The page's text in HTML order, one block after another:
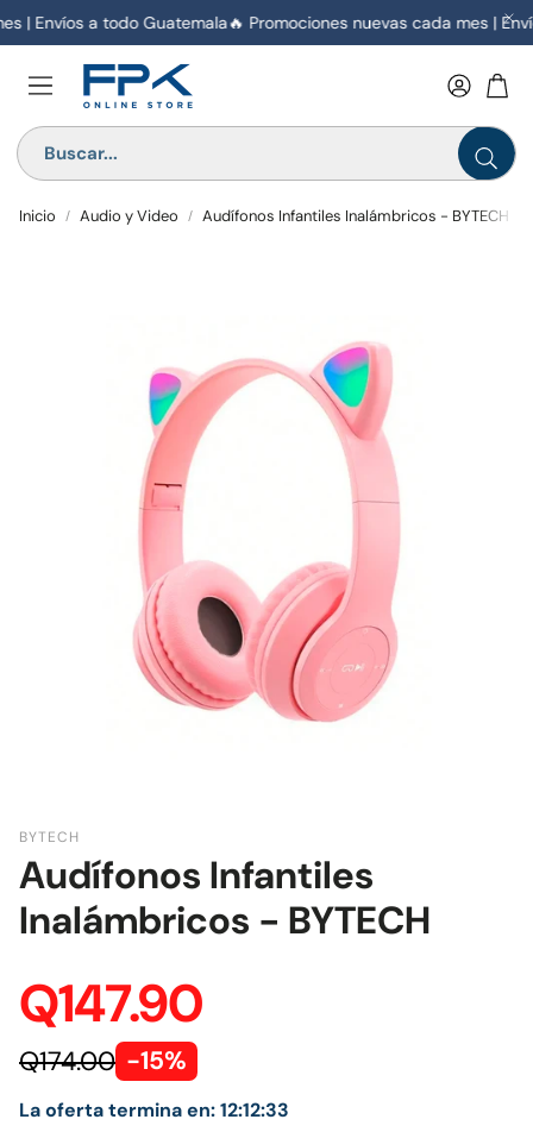
| Envíos a todo Guatemala🔥 Promociones nuevas cada mes |
Inicio Audio y Video Audífonos Infantiles Inalámbricos - BYTECH
BYTECH
Audífonos Infantiles
Inalámbricos - BYTECH
Q147.90
Q174.00 -15%
La oferta termina en:12:12:33